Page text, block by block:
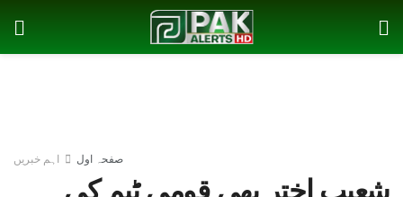
صفحہ اول اہم خبریں